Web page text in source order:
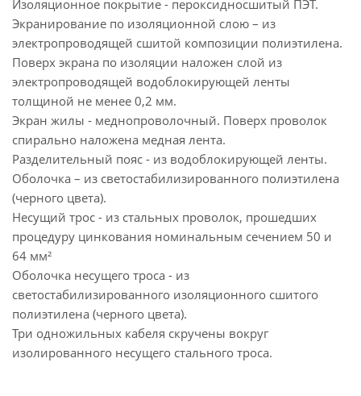
Изоляционное покрытие - пероксидносшитый ПЭТ.
Экранирование по изоляционной слою – из
электропроводящей сшитой композиции полиэтилена.
Поверх экрана по изоляции наложен слой из
электропроводящей водоблокирующей ленты
толщиной не менее 0,2 мм.
Экран жилы - меднопроволочный. Поверх проволок
спирально наложена медная лента.
Разделительный пояс - из водоблокирующей ленты.
Оболочка – из светостабилизированного полиэтилена
(черного цвета).
Несущий трос - из стальных проволок, прошедших
процедуру цинкования номинальным сечением 50 и
64 мм²
Оболочка несущего троса - из
светостабилизированного изоляционного сшитого
полиэтилена (черного цвета).
Три одножильных кабеля скручены вокруг
изолированного несущего стального троса.